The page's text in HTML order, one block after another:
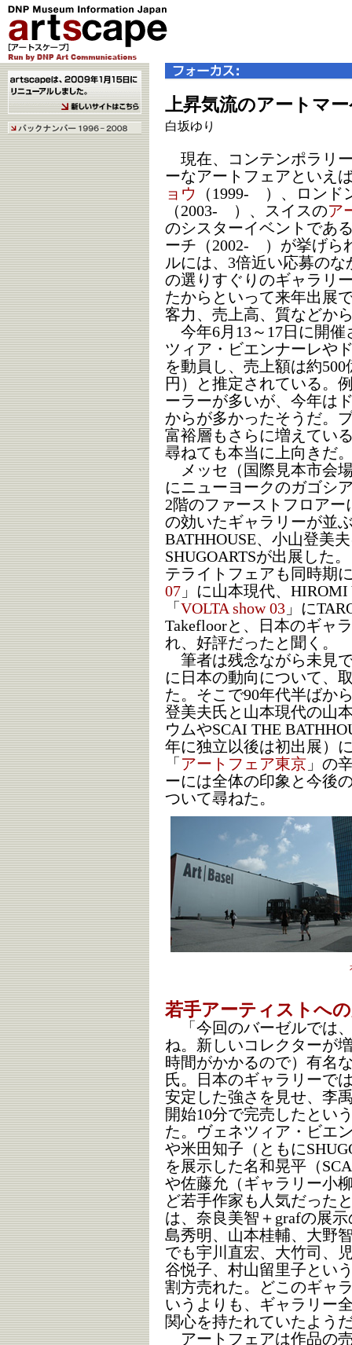
上昇気流のアートマ
白坂ゆり
現在、コンテンポラリ
ーなアートフェアといえ
ョウ
（1999- ）、ロンド
（2003- ）、スイスのア
のシスターイベントであ
ーチ（2002- ）が挙げら
ルには、3倍近い応募の
の選りすぐりのギャラリ
たからといって来年出展
客力、売上高、質などか
今年6月13～17日に開催
ツィア・ビエンナーレや
を動員し、売上額は約
円）と推定されている。
ーラーが多いが、今年は
からが多かったそうだ。
富裕層もさらに増えてい
尋ねても本当に上向きだ
メッセ（国際見本市会
にニューヨークのガゴシ
2階のファーストフロア
の効いたギャラリーが並
BATHHOUSE、小山登美
SHUGOARTSが出展した
テライトフェアも同時期
07 」に山本現代、
「 VOLTA show 03 」に
Takefloorと、日本のギャ
れ、好評だったと聞く。
筆者は残念ながら未見
に日本の動向について、
た。そこで90年代半ばか
登美夫氏と山本現代の山
ウムやSCAI THE
年に独立以後は初出展）
「 アートフェア東京 」の
ーには全体の印象と今後
ついて尋ねた。
若手アーティストへ
「今回のバーゼルでは
ね。新しいコレクターが
時間がかかるので）有名
氏。日本のギャラリーで
安定した強さを見せ、李
開始10分で完売したとい
た。ヴェネツィア・ビエ
や米田知子（ともに
を展示した名和晃平（
や佐藤允（ギャラリー小
ど若手作家も人気だった
は、奈良美智＋grafの展
島秀明、山本桂輔、大野
でも宇川直宏、大竹司、
谷悦子、村山留里子とい
割方売れた。どこのギャ
いうよりも、ギャラリー
関心を持たれていたよう
アートフェアは作品の